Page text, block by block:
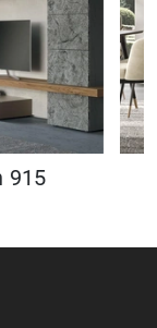
915